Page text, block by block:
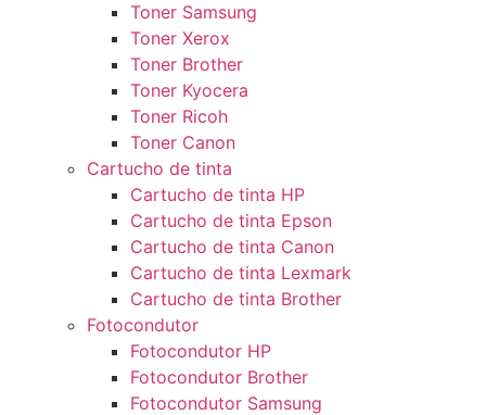
Toner Samsung
Toner Xerox
Toner Brother
Toner Kyocera
Toner Ricoh
Toner Canon
Cartucho de tinta
Cartucho de tinta HP
Cartucho de tinta Epson
Cartucho de tinta Canon
Cartucho de tinta Lexmark
Cartucho de tinta Brother
Fotocondutor
Fotocondutor HP
Fotocondutor Brother
Fotocondutor Samsung